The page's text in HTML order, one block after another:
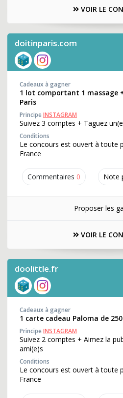
VOIR LE
doitinparis.com
Commentaires 0 Note
Cadeaux à gagner
1 lot comportant 1 massage
Paris
PrincipeINSTAGRAM
Suivez 3 comptes + Taguez
Conditions
Le concours est ouvert à toute
France
Proposer les
VOIR LE
doolittle.fr
Cadeaux à gagner
1 carte cadeau Paloma de
PrincipeINSTAGRAM
Suivez 2 comptes + Aimez la
ami(e)s
Conditions
Le concours est ouvert à toute
France